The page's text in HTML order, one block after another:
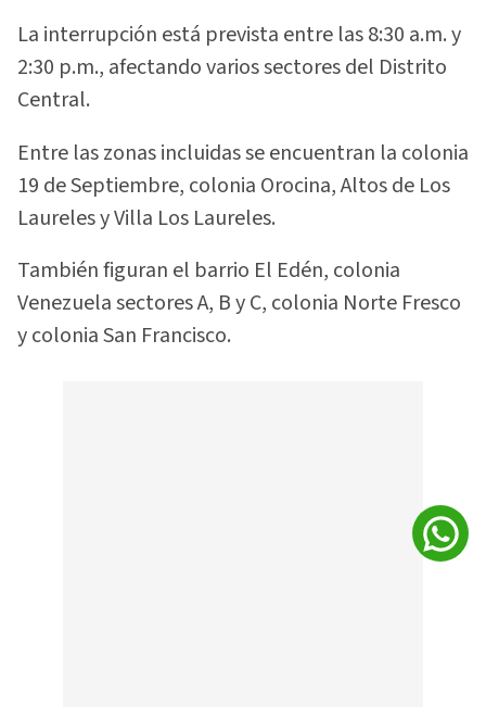
La interrupción está prevista entre las 8:30 a.m. y
2:30 p.m., afectando varios sectores del Distrito
Central.
Entre las zonas incluidas se encuentran la colonia
19 de Septiembre, colonia Orocina, Altos de Los
Laureles y Villa Los Laureles.
También figuran el barrio El Edén, colonia
Venezuela sectores A, B y C, colonia Norte Fresco
y colonia San Francisco.